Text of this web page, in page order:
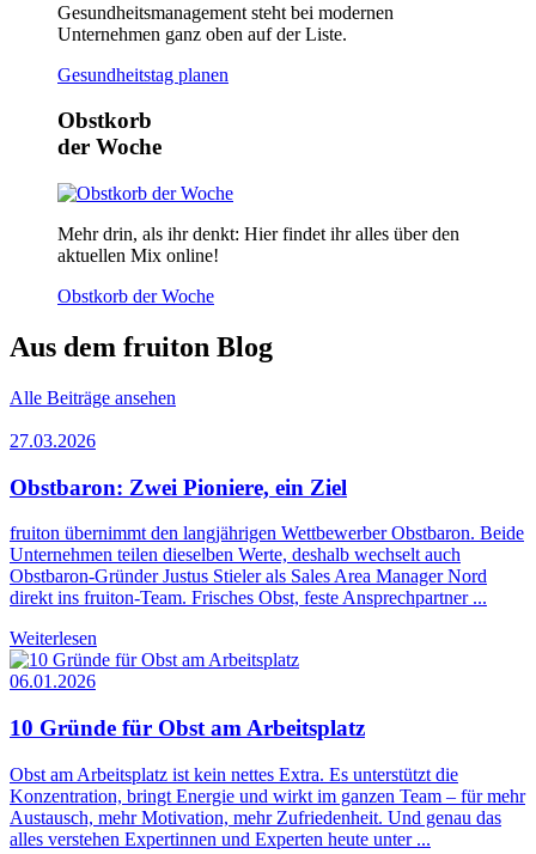
Gesundheitsmanagement steht bei modernen
Unternehmen ganz oben auf der Liste.
Gesundheitstag planen
Obstkorb
der Woche
Mehr drin, als ihr denkt: Hier findet ihr alles über den
aktuellen Mix online!
Obstkorb der Woche
Aus dem fruiton Blog
Alle Beiträge ansehen
27.03.2026
Obstbaron: Zwei Pioniere, ein Ziel
fruiton übernimmt den langjährigen Wettbewerber Obstbaron. Beide
Unternehmen teilen dieselben Werte, deshalb wechselt auch
Obstbaron-Gründer Justus Stieler als Sales Area Manager Nord
direkt ins fruiton-Team. Frisches Obst, feste Ansprechpartner ...
Weiterlesen
06.01.2026
10 Gründe für Obst am Arbeitsplatz
Obst am Arbeitsplatz ist kein nettes Extra. Es unterstützt die
Konzentration, bringt Energie und wirkt im ganzen Team – für mehr
Austausch, mehr Motivation, mehr Zufriedenheit. Und genau das
alles verstehen Expertinnen und Experten heute unter ...